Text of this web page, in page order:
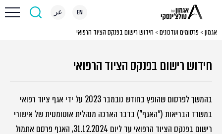
EN عر
אגמון > פרסומים ועדכונים > חידוש רישום בפנקס הציוד הרפואי
חידוש רישום בפנקס הציוד הרפואי
בהמשך לפרסום שהופץ בחודש נובמבר 2023 על ידי אגף ציוד רפואי
במשרד הבריאות ("האגף") בדבר הארכה מנהלית אוטומטית של אישורי
רישום בפנקס הציוד הרפואי עד ליום 31.12.2024, האגף פרסם אתמול